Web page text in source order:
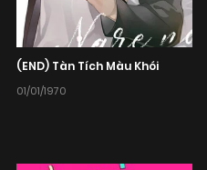
(END) Tàn Tích Màu Khói
01/01/1970